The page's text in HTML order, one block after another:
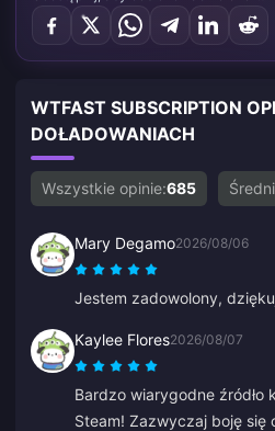
WTFAST SUBSCRIPTION
DOŁADOWANIACH
Wszystkie opinie:685
Mary Degamo2026/08/06
Jestem zadowolony,
Kaylee Flores2026/08/07
Bardzo wiarygodne źródło
Steam! Zazwyczaj boję się